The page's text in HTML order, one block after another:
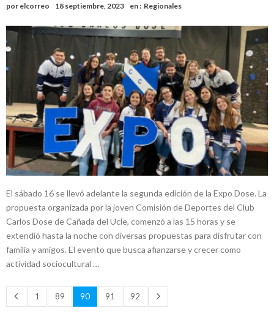
por elcorreo 18 septiembre, 2023 en : Regionales
El sábado 16 se llevó adelante la segunda edición de la Expo Dose. La
propuesta organizada por la joven Comisión de Deportes del Club
Carlos Dose de Cañada del Ucle, comenzó a las 15 horas y se
extendió hasta la noche con diversas propuestas para disfrutar con
familia y amigos. El evento que busca afianzarse y crecer como
actividad sociocultural …
1 89 90 91 92